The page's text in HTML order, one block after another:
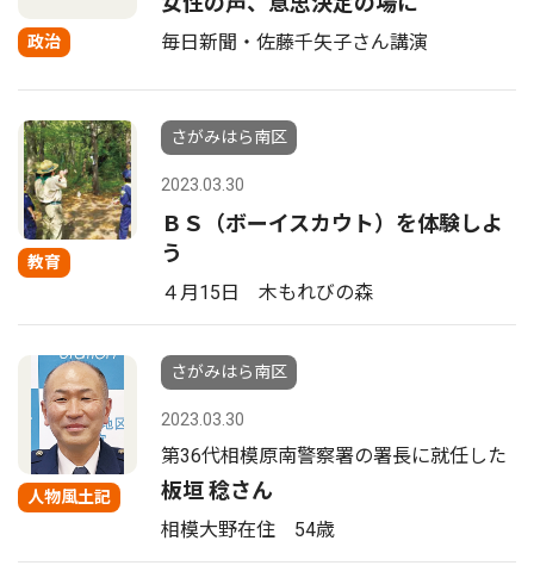
政治 毎日新聞・佐藤千矢子さん講演
教育
さがみはら南区
2023.03.30
ＢＳ（ボーイスカウト）を体験しよ
う
４月15日 木もれびの森
人物風土記
さがみはら南区
2023.03.30
第36代相模原南警察署の署長に就任した
板垣 稔さん
相模大野在住 54歳